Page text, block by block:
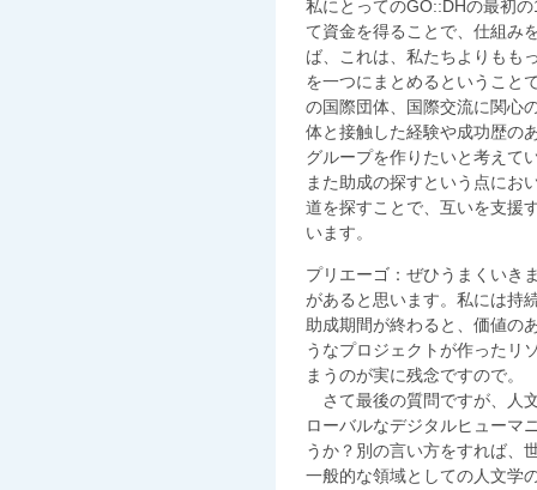
私にとってのGO::DHの最初
て資金を得ることで、仕組み
ば、これは、私たちよりもも
を一つにまとめるということ
の国際団体、国際交流に関心
体と接触した経験や成功歴の
グループを作りたいと考えて
また助成の探すという点にお
道を探すことで、互いを支援
います。
プリエーゴ：ぜひうまくいき
があると思います。私には持
助成期間が終わると、価値の
うなプロジェクトが作ったリ
まうのが実に残念ですので。
さて最後の質問ですが、人
ローバルなデジタルヒューマ
うか？別の言い方をすれば、
一般的な領域としての人文学